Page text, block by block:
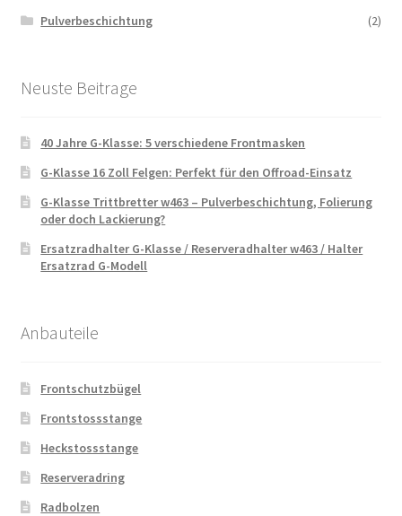
Pulverbeschichtung
(2)
Neuste Beitrage
40 Jahre G-Klasse: 5 verschiedene Frontmasken
G-Klasse 16 Zoll Felgen: Perfekt für den Offroad-Einsatz
G-Klasse Trittbretter w463 – Pulverbeschichtung, Folierung
oder doch Lackierung?
Ersatzradhalter G-Klasse / Reserveradhalter w463 / Halter
Ersatzrad G-Modell
Anbauteile
Frontschutzbügel
Frontstossstange
Heckstossstange
Reserveradring
Radbolzen